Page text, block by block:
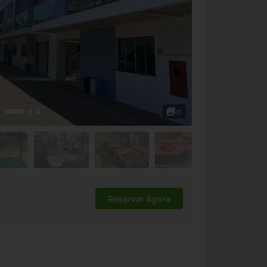
11
Reservar Agora